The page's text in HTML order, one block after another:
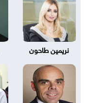
نريمين طاحون